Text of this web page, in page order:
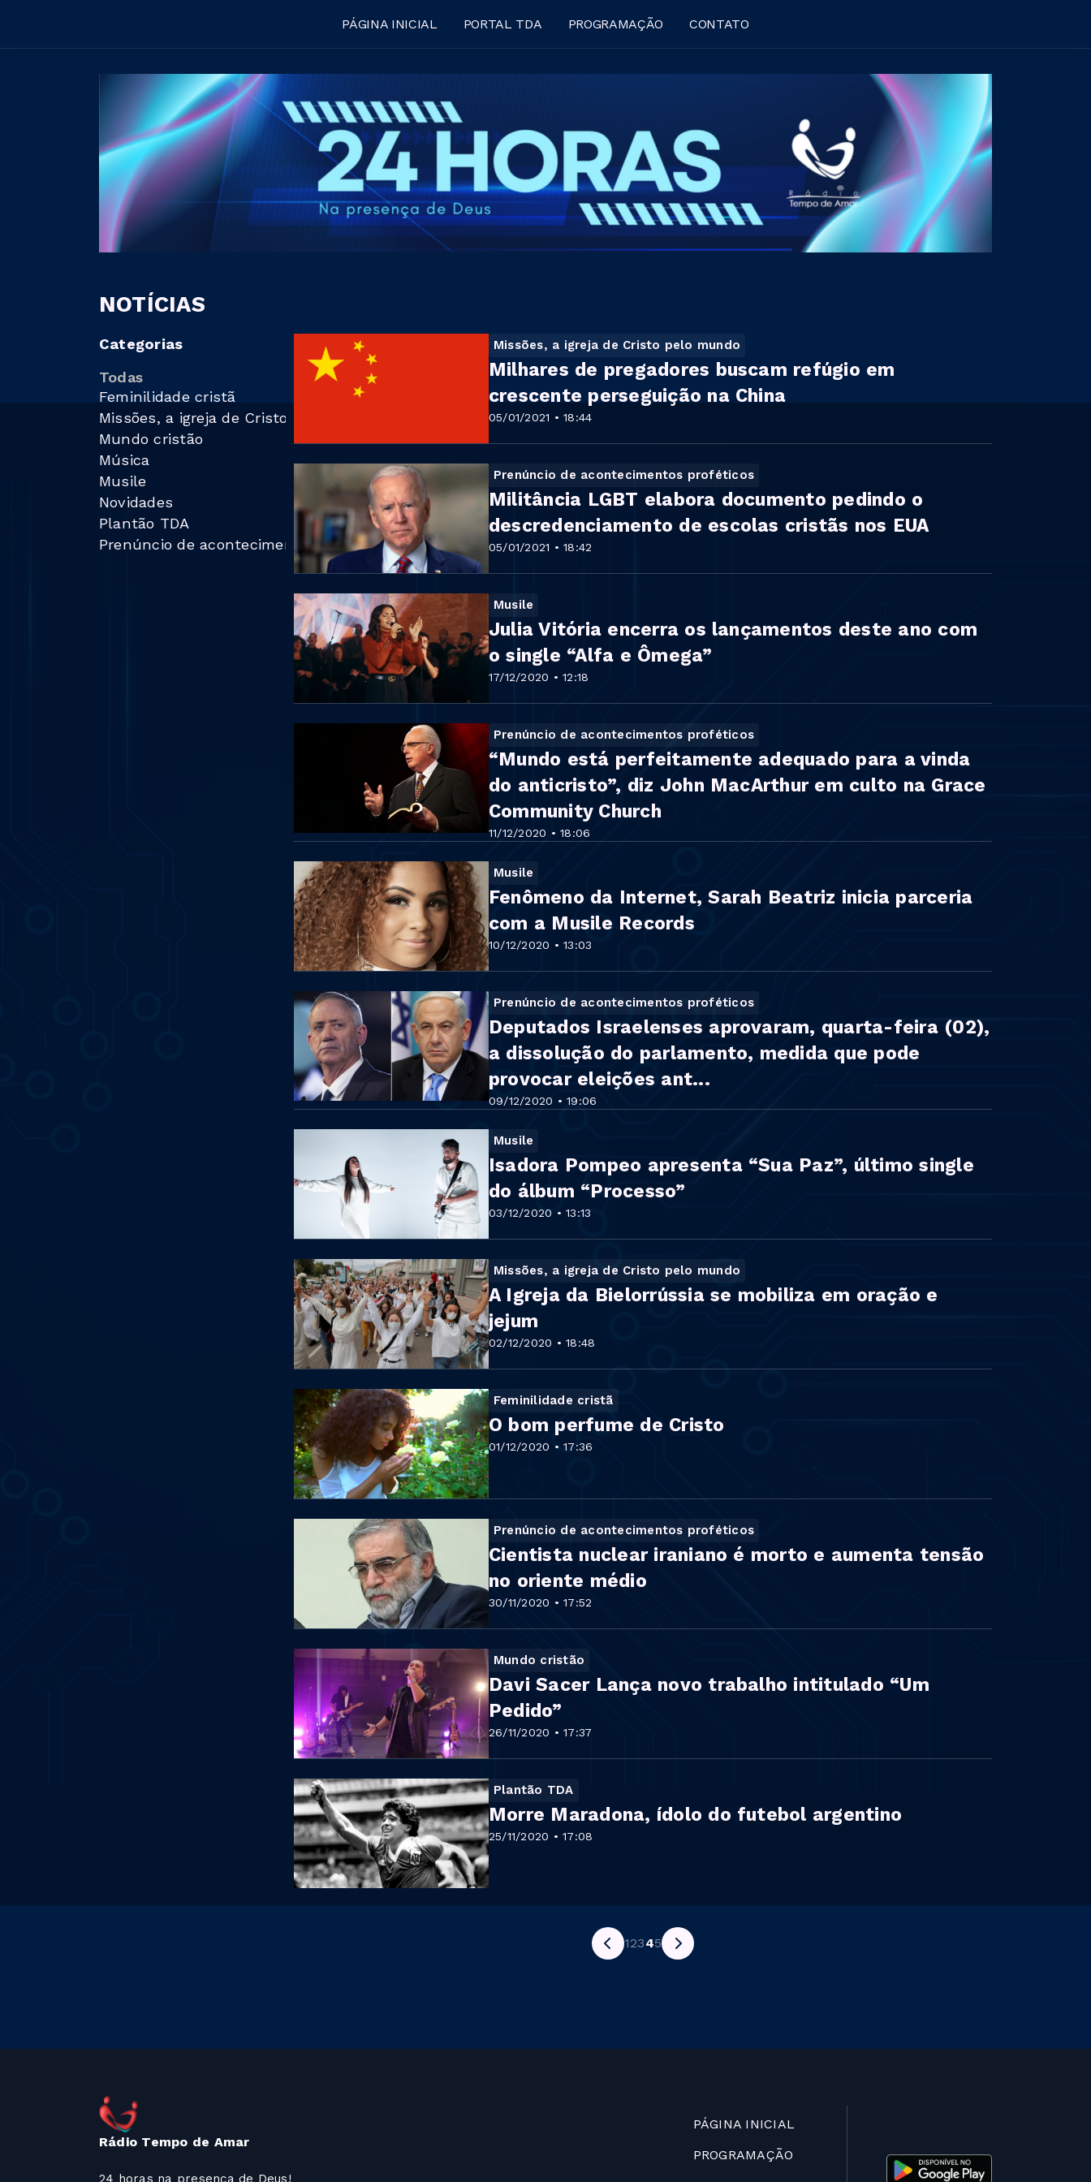
PÁGINA INICIAL PORTAL TDA PROGRAMAÇÃO CONTATO
NOTÍCIAS
Categorias
Todas
Feminilidade cristã
Missões, a igreja de Cristo pelo mundo
Mundo cristão
Música
Musile
Novidades
Plantão TDA
Prenúncio de acontecimentos proféticos
Missões, a igreja de Cristo pelo mundo
05/01/2021 • 18:44
Milhares de pregadores buscam refúgio em
crescente perseguição na China
Prenúncio de acontecimentos proféticos
05/01/2021 • 18:42
Militância LGBT elabora documento pedindo o
descredenciamento de escolas cristãs nos EUA
Musile
17/12/2020 • 12:18
Julia Vitória encerra os lançamentos deste ano com
o single “Alfa e Ômega”
Prenúncio de acontecimentos proféticos
11/12/2020 • 18:06
“Mundo está perfeitamente adequado para a vinda
do anticristo”, diz John MacArthur em culto na Grace
Community Church
Musile
10/12/2020 • 13:03
Fenômeno da Internet, Sarah Beatriz inicia parceria
com a Musile Records
Prenúncio de acontecimentos proféticos
09/12/2020 • 19:06
Deputados Israelenses aprovaram, quarta-feira (02),
a dissolução do parlamento, medida que pode
provocar eleições ant...
Musile
03/12/2020 • 13:13
Isadora Pompeo apresenta “Sua Paz”, último single
do álbum “Processo”
Missões, a igreja de Cristo pelo mundo
02/12/2020 • 18:48
A Igreja da Bielorrússia se mobiliza em oração e
jejum
Feminilidade cristã
01/12/2020 • 17:36
O bom perfume de Cristo
Prenúncio de acontecimentos proféticos
30/11/2020 • 17:52
Cientista nuclear iraniano é morto e aumenta tensão
no oriente médio
Mundo cristão
26/11/2020 • 17:37
Davi Sacer Lança novo trabalho intitulado “Um
Pedido”
Plantão TDA
25/11/2020 • 17:08
Morre Maradona, ídolo do futebol argentino
12345
Rádio Tempo de Amar
24 horas na presença de Deus!
PÁGINA INICIAL
PROGRAMAÇÃO